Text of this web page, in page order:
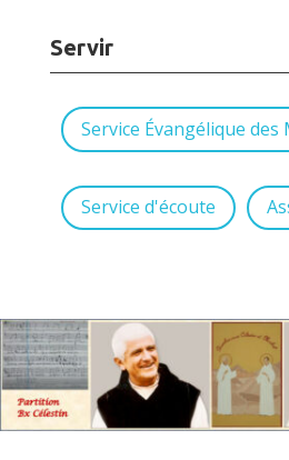
Servir
Service Évangélique des
Service d'écoute